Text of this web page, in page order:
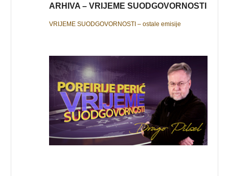
ARHIVA – VRIJEME SUODGOVORNOSTI
VRIJEME SUODGOVORNOSTI – ostale emisije